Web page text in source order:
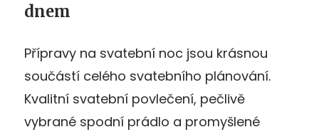
dnem
Přípravy na svatební noc jsou krásnou
součástí celého svatebního plánování.
Kvalitní svatební povlečení, pečlivě
vybrané spodní prádlo a promyšlené